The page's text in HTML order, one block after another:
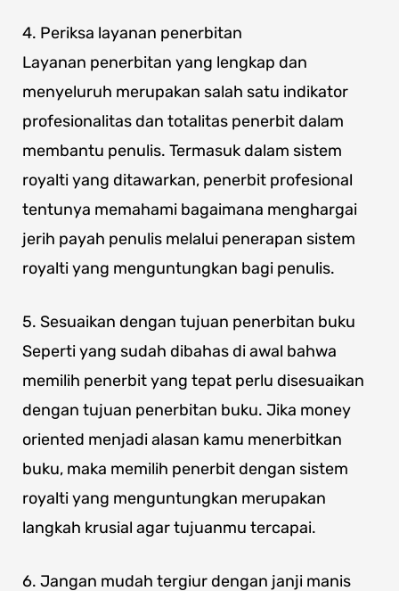
4. Periksa layanan penerbitan
Layanan penerbitan yang lengkap dan
menyeluruh merupakan salah satu indikator
profesionalitas dan totalitas penerbit dalam
membantu penulis. Termasuk dalam sistem
royalti yang ditawarkan, penerbit profesional
tentunya memahami bagaimana menghargai
jerih payah penulis melalui penerapan sistem
royalti yang menguntungkan bagi penulis.
5. Sesuaikan dengan tujuan penerbitan buku
Seperti yang sudah dibahas di awal bahwa
memilih penerbit yang tepat perlu disesuaikan
dengan tujuan penerbitan buku. Jika money
oriented menjadi alasan kamu menerbitkan
buku, maka memilih penerbit dengan sistem
royalti yang menguntungkan merupakan
langkah krusial agar tujuanmu tercapai.
6. Jangan mudah tergiur dengan janji manis